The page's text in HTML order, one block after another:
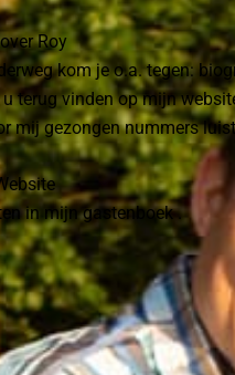
Roy
kom je o.a. tegen:
terug vinden op mijn
mij gezongen nummers
in mijn gastenboek .